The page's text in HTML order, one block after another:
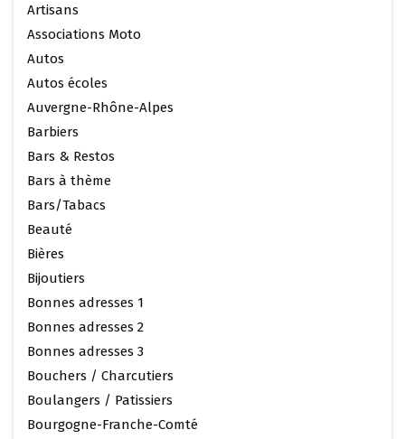
Artisans
Associations Moto
Autos
Autos écoles
Auvergne-Rhône-Alpes
Barbiers
Bars & Restos
Bars à thème
Bars/Tabacs
Beauté
Bières
Bijoutiers
Bonnes adresses 1
Bonnes adresses 2
Bonnes adresses 3
Bouchers / Charcutiers
Boulangers / Patissiers
Bourgogne-Franche-Comté